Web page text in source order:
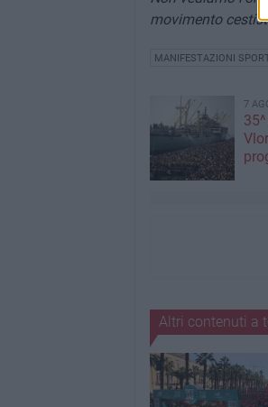
movimento
MANIFESTAZIONI
7
Altri contenuti a